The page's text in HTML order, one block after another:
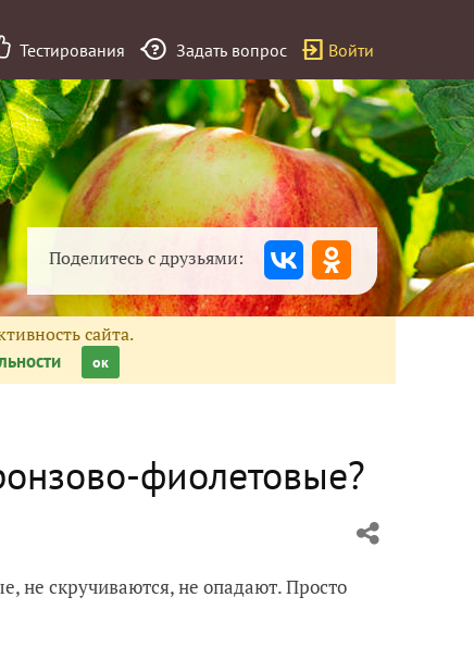
Тестирования Задать вопрос Войти
Поделитесь с друзьями:
сайта.
ок
фиолетовые?
не скручиваются, не опадают. Просто